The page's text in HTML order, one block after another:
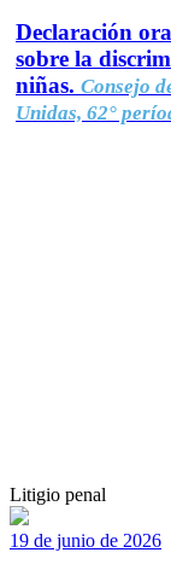
Declaración
sobre la
niñas. Consejo
Unidas, 62°
Litigio penal
19 de junio de 2026